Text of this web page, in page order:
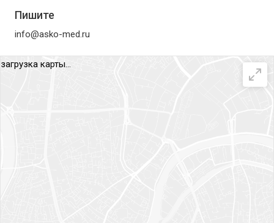
Пишите
info@asko-med.ru
загрузка карты...